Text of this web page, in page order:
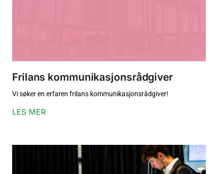
Frilans kommunikasjonsrådgiver
Vi søker en erfaren frilans kommunikasjonsrådgiver!
LES MER